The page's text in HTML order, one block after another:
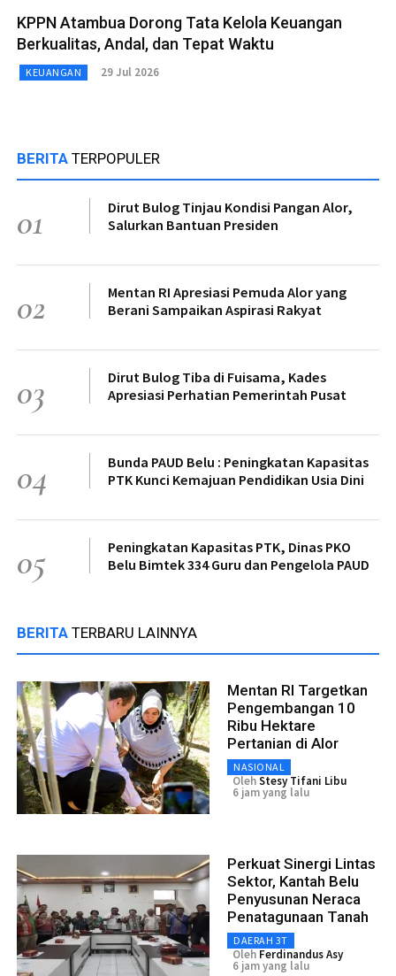
KPPN Atambua Dorong Tata Kelola Keuangan
Berkualitas, Andal, dan Tepat Waktu
KEUANGAN 29 Jul 2026
BERITA TERPOPULER
01
Dirut Bulog Tinjau Kondisi Pangan Alor,
Salurkan Bantuan Presiden
02
Mentan RI Apresiasi Pemuda Alor yang
Berani Sampaikan Aspirasi Rakyat
03
Dirut Bulog Tiba di Fuisama, Kades
Apresiasi Perhatian Pemerintah Pusat
04
Bunda PAUD Belu : Peningkatan Kapasitas
PTK Kunci Kemajuan Pendidikan Usia Dini
05
Peningkatan Kapasitas PTK, Dinas PKO
Belu Bimtek 334 Guru dan Pengelola PAUD
BERITA TERBARU LAINNYA
Mentan RI Targetkan
Pengembangan 10
Ribu Hektare
Pertanian di Alor
NASIONAL
OlehStesy Tifani Libu
6 jam yang lalu
Perkuat Sinergi Lintas
Sektor, Kantah Belu
Penyusunan Neraca
Penatagunaan Tanah
DAERAH 3T
Oleh Ferdinandus Asy
6 jam yang lalu